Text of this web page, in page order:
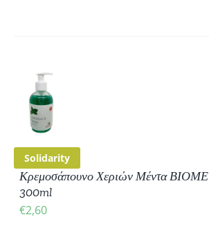
Solidarity
Κρεμοσάπουνο Χεριών Μέντα ΒΙΟΜΕ
300ml
€2,60